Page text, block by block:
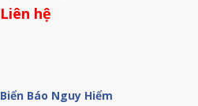
Liên hệ
Biển Báo Nguy Hiểm